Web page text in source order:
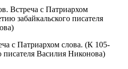
с Патриархом слова. (К 105-
писателя Василия Никонова)